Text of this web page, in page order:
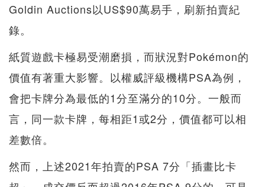
Goldin Auctions以US$90萬易手，刷新拍賣紀
錄。
紙質遊戲卡極易受潮磨損，而狀況對Pokémon的
價值有著重大影響。以權威評級機構PSA為例，
會把卡牌分為最低的1分至滿分的10分。一般而
言，同一款卡牌，每相距1或2分，價值都可以相
差數倍。
然而，上述2021年拍賣的PSA 7分「插畫比卡